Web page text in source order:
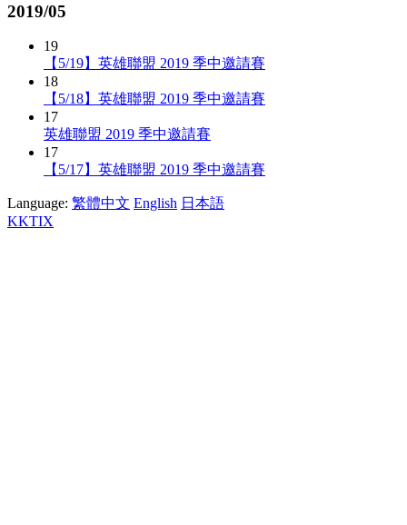
2019/05
19
【5/19】英雄聯盟 2019 季中邀請賽
18
【5/18】英雄聯盟 2019 季中邀請賽
17
英雄聯盟 2019 季中邀請賽
17
【5/17】英雄聯盟 2019 季中邀請賽
Language: 繁體中文 English 日本語
KKTIX